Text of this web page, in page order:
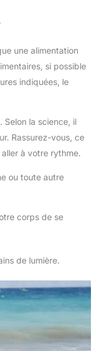
une alimentation
si possible
indiquées, le
Selon la science, il
Rassurez-vous, ce
à votre rythme.
ou toute autre
corps de se
de lumière.